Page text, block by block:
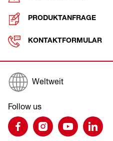
PRODUKTANFRAGE
KONTAKTFORMULAR
Weltweit
Follow us